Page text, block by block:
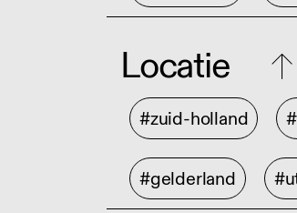
Locatie
#zuid-holland
#gelderland